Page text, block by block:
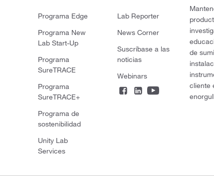
Programa Edge
Programa New
Lab Start-Up
Programa
SureTRACE
Programa
SureTRACE+
Programa de
sostenibilidad
Unity Lab
Services
Lab Reporter
News Corner
Suscríbase a las
noticias
Webinars
de
cliente